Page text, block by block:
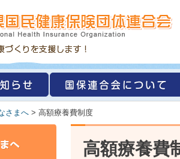
さまへ > 高額療養費制度
高額療養費